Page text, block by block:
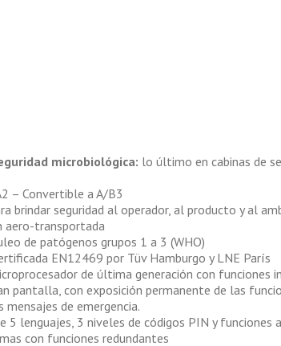
microbiológica: lo último en cabinas de
– Convertible a A/B3
brindar seguridad al operador, al producto y al
aero-transportada
de patógenos grupos 1 a 3 (WHO)
EN12469 por Tüv Hamburgo y LNE París
de última generación con funciones
pantalla, con exposición permanente de las
mensajes de emergencia.
5 lenguajes, 3 niveles de códigos PIN y funciones
con funciones redundantes